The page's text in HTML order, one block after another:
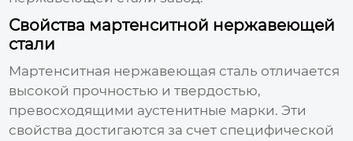
Свойства мартенситной нержавеющей
стали
Мартенситная нержавеющая сталь отличается
высокой прочностью и твердостью,
превосходящими аустенитные марки. Эти
свойства достигаются за счет специфической